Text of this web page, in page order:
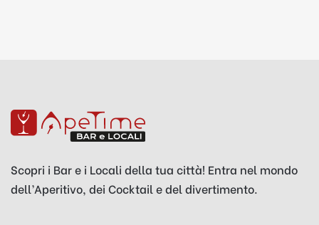
Scopri i Bar e i Locali della tua città! Entra nel mondo
dell’Aperitivo, dei Cocktail e del divertimento.